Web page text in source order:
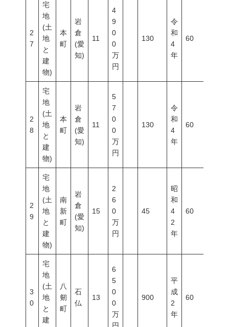
2
7
宅
地
(土
地
と
建
物)
本
町
岩
倉
(愛
知)
11
4
9
0
0
万
円
130
令
和
4
年
60
2
8
宅
地
(土
地
と
建
物)
本
町
岩
倉
(愛
知)
11
5
7
0
0
万
円
130
令
和
4
年
60
2
9
宅
地
(土
地
と
建
物)
南
新
町
岩
倉
(愛
知)
15
2
6
0
万
円
45
昭
和
4
2
年
60
3
0
宅
地
(土
地
と
建
八
剱
町
石
仏
13
6
5
0
0
万
900
平
成
2
年
60